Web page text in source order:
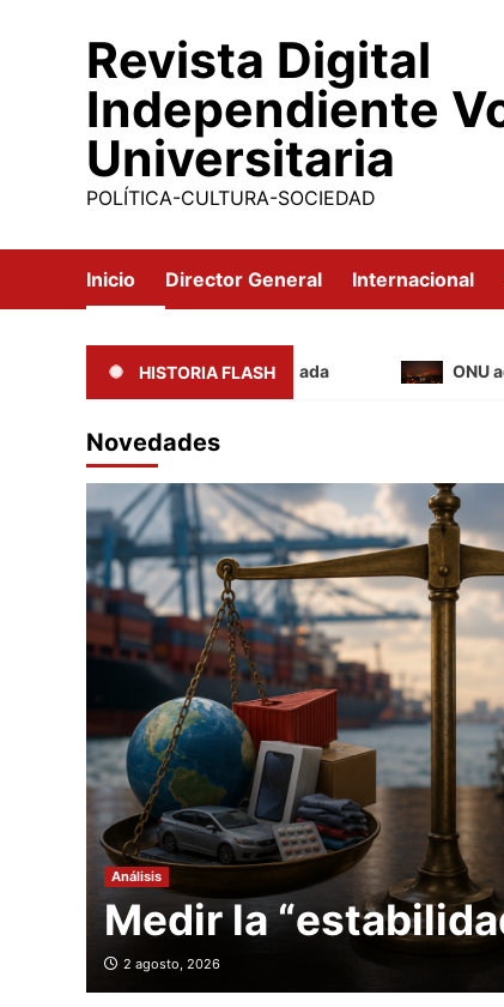
Revista Digital
Independiente
Universitaria
POLÍTICA-CULTURA-SOCIEDAD
Inicio Director General Internacional
HISTORIA FLASH
Medir la “estabilidad” importada ONU
Novedades
Análisis
Medir la
2 agosto, 2026